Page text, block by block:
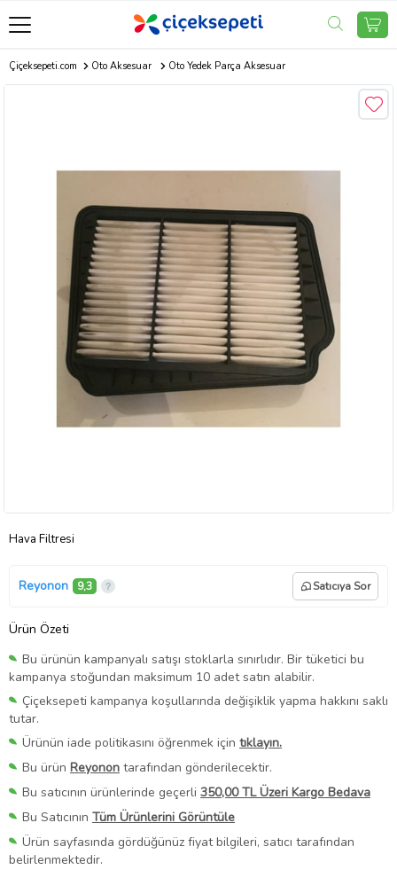
Çiçeksepeti.com Oto Aksesuar Oto Yedek Parça Aksesuar
Hava Filtresi
Reyonon 9,3 Satıcıya Sor
Ürün Özeti
Bu ürünün kampanyalı satışı stoklarla sınırlıdır. Bir tüketici bu
kampanya stoğundan maksimum 10 adet satın alabilir.
Çiçeksepeti kampanya koşullarında değişiklik yapma hakkını saklı
tutar.
Ürünün iade politikasını öğrenmek için tıklayın.
Bu ürün Reyonon tarafından gönderilecektir.
Bu satıcının ürünlerinde geçerli 350,00 TL Üzeri Kargo Bedava
Bu Satıcının Tüm Ürünlerini Görüntüle
Ürün sayfasında gördüğünüz fiyat bilgileri, satıcı tarafından
belirlenmektedir.